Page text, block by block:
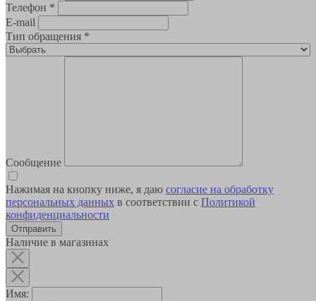
Телефон *
E-mail
Тип обращения *
Сообщение
Нажимая на кнопку ниже, я даю согласие на обработку
персональных данных в соответствии с Политикой
конфиденциальности
Наличие в магазинах
Имя: